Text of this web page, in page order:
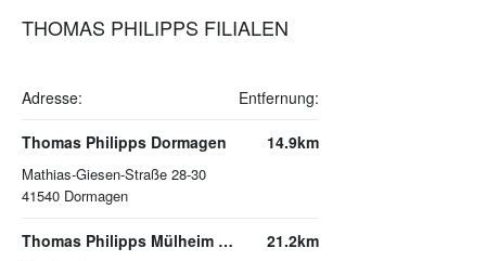
THOMAS PHILIPPS FILIALEN
Adresse: Entfernung:
Thomas Philipps Dormagen
Mathias-Giesen-Straße 28-30
41540 Dormagen
14.9km
Thomas Philipps Mülheim an der Ruhr 21.2km